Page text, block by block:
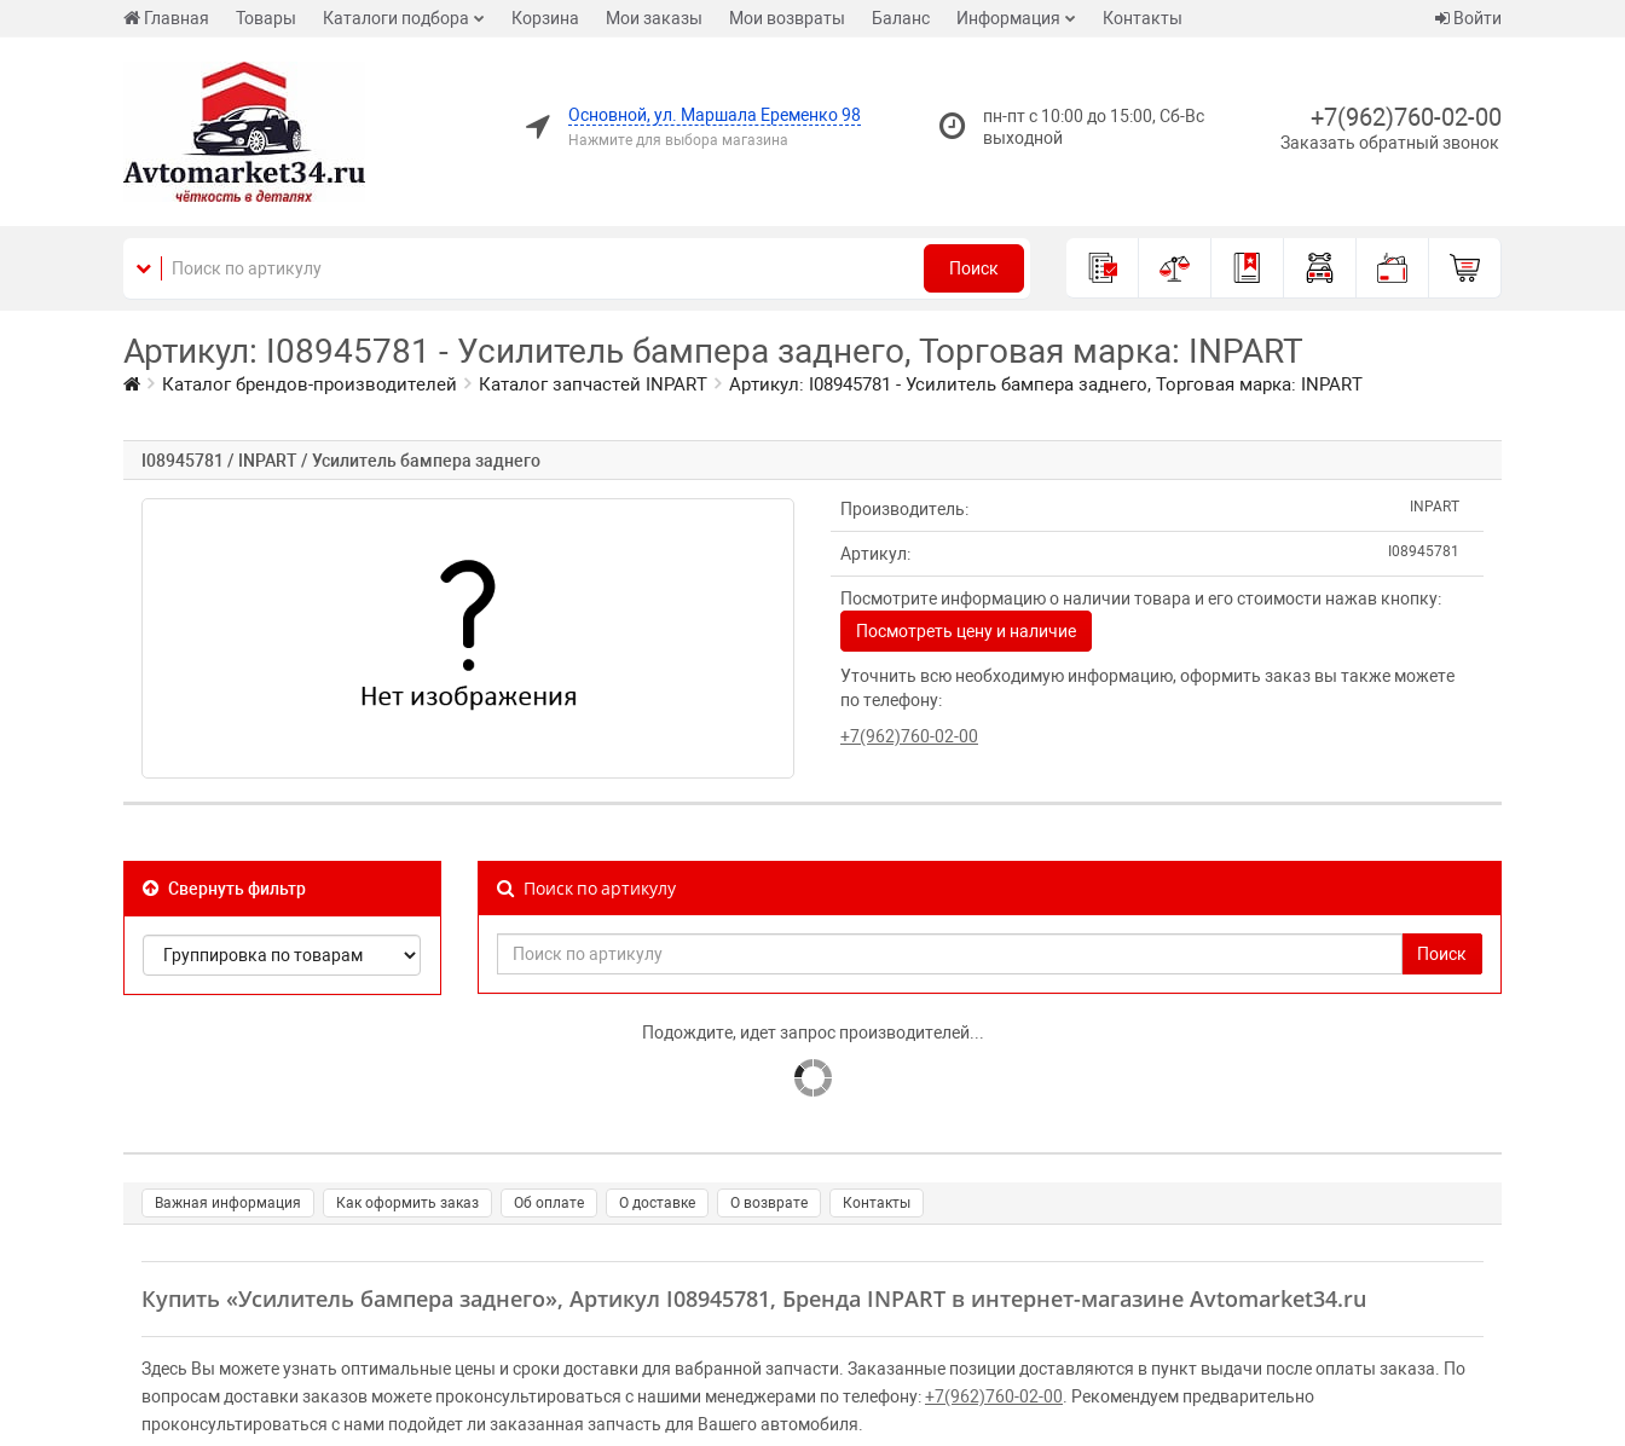
Главная Товары Каталоги подбора Корзина Мои заказы Мои возвраты Баланс Информация Контакты Войти
Основной, ул. Маршала Еременко 98
Нажмите для выбора магазина
пн-пт с 10:00 до 15:00, Сб-Вс
выходной
+7(962)760-02-00
Заказать обратный звонок
Поиск
Артикул: I08945781 - Усилитель бампера заднего, Торговая марка: INPART
Каталог брендов-производителей Каталог запчастей INPART Артикул: I08945781 - Усилитель бампера заднего, Торговая марка: INPART
I08945781 / INPART / Усилитель бампера заднего
Производитель: INPART
Артикул: I08945781
Посмотрите информацию о наличии товара и его стоимости нажав кнопку:
Посмотреть цену и наличие
Уточнить всю необходимую информацию, оформить заказ вы также можете
по телефону:
+7(962)760-02-00
Свернуть фильтр Поиск по артикулу
Поиск
Подождите, идет запрос производителей...
Важная информация Как оформить заказ Об оплате О доставке О возврате Контакты
Купить «Усилитель бампера заднего», Артикул I08945781, Бренда INPART в интернет-магазине Avtomarket34.ru
Здесь Вы можете узнать оптимальные цены и сроки доставки для вабранной запчасти. Заказанные позиции доставляются в пункт выдачи после оплаты заказа. По
вопросам доставки заказов можете проконсультироваться с нашими менеджерами по телефону:+7(962)760-02-00 . Рекомендуем предварительно
проконсультироваться с нами подойдет ли заказанная запчасть для Вашего автомобиля.